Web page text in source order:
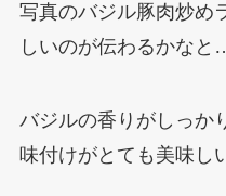
写真のバジル豚肉炒め
しいのが伝わるかなと
バジルの香りがしっか
味付けがとても美味し